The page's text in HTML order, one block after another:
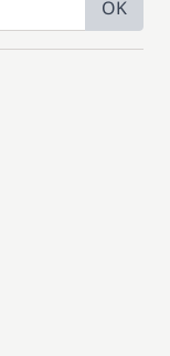
OK